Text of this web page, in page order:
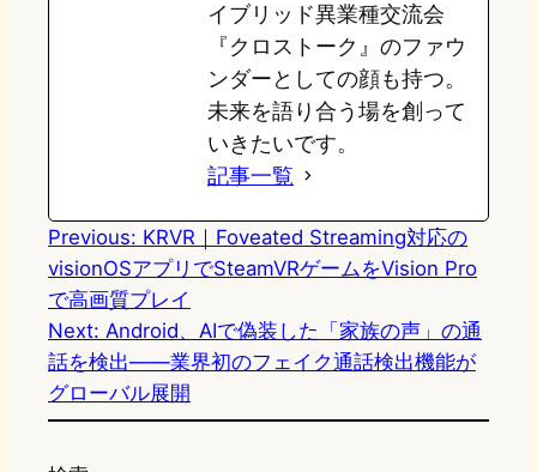
イブリッド異業種交流会
『クロストーク』のファウ
ンダーとしての顔も持つ。
未来を語り合う場を創って
いきたいです。
記事一覧
Previous: KRVR｜Foveated Streaming対応の
visionOSアプリでSteamVRゲームをVision Pro
で高画質プレイ
Next: Android、AIで偽装した「家族の声」の通
話を検出――業界初のフェイク通話検出機能が
グローバル展開